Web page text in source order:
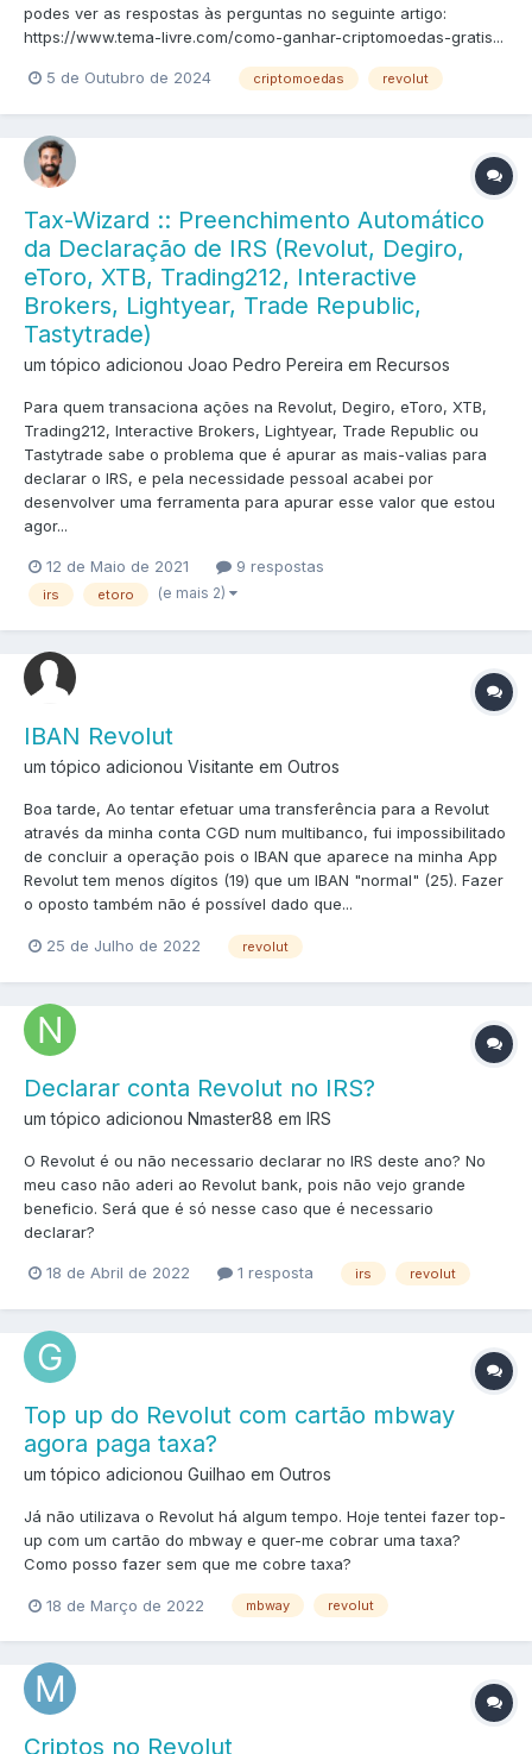
podes ver as respostas às perguntas no seguinte artigo:
https://www.tema-livre.com/como-ganhar-criptomoedas-gratis...
5 de Outubro de 2024 criptomoedas revolut
Tax-Wizard :: Preenchimento Automático
da Declaração de IRS (Revolut, Degiro,
eToro, XTB, Trading212, Interactive
Brokers, Lightyear, Trade Republic,
Tastytrade)
um tópico adicionou Joao Pedro Pereira em Recursos
Para quem transaciona ações na Revolut, Degiro, eToro, XTB,
Trading212, Interactive Brokers, Lightyear, Trade Republic ou
Tastytrade sabe o problema que é apurar as mais-valias para
declarar o IRS, e pela necessidade pessoal acabei por
desenvolver uma ferramenta para apurar esse valor que estou
agor...
12 de Maio de 2021 9 respostas
irs etoro (e mais 2)
IBAN Revolut
um tópico adicionou Visitante em Outros
Boa tarde, Ao tentar efetuar uma transferência para a Revolut
através da minha conta CGD num multibanco, fui impossibilitado
de concluir a operação pois o IBAN que aparece na minha App
Revolut tem menos dígitos (19) que um IBAN "normal" (25). Fazer
o oposto também não é possível dado que...
25 de Julho de 2022 revolut
Declarar conta Revolut no IRS?
um tópico adicionou Nmaster88 em IRS
O Revolut é ou não necessario declarar no IRS deste ano? No
meu caso não aderi ao Revolut bank, pois não vejo grande
beneficio. Será que é só nesse caso que é necessario
declarar?
18 de Abril de 2022 1 resposta irs revolut
Top up do Revolut com cartão mbway
agora paga taxa?
um tópico adicionou Guilhao em Outros
Já não utilizava o Revolut há algum tempo. Hoje tentei fazer top-
up com um cartão do mbway e quer-me cobrar uma taxa?
Como posso fazer sem que me cobre taxa?
18 de Março de 2022 mbway revolut
Criptos no Revolut